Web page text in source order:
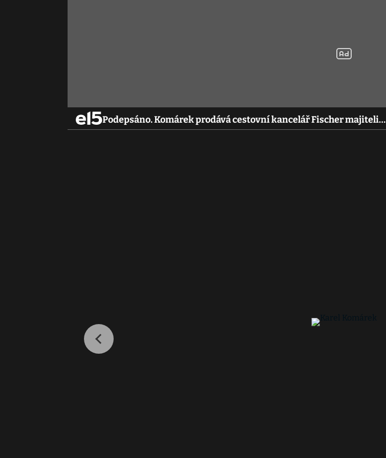
Podepsáno. Komárek prodává cestovní kancelář Fischer majiteli…